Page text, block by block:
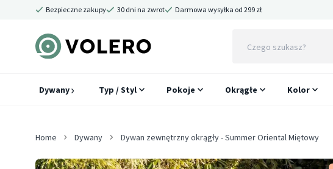
Bezpieczne zakupy 30 dni na zwrot Darmowa wysyłka od 299 zł
Dywany Typ / Styl Pokoje Okrągłe Kolor
Home Dywany Dywan zewnętrzny okrągły - Summer Oriental Miętowy